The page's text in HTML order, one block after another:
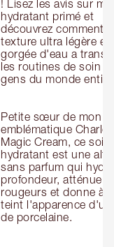
! Lisez les avis sur
hydratant primé et
découvrez comment
texture ultra légère et
gorgée d'eau a
les routines de soin
gens du monde
Petite sœur de mon
emblématique
Magic Cream, ce soin
hydratant est une
sans parfum qui
profondeur, atténue
rougeurs et donne à
teint l'apparence
de porcelaine.